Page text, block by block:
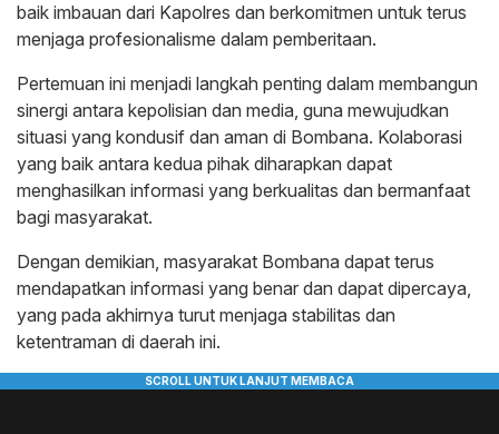
baik imbauan dari Kapolres dan berkomitmen untuk terus
menjaga profesionalisme dalam pemberitaan.
Pertemuan ini menjadi langkah penting dalam membangun
sinergi antara kepolisian dan media, guna mewujudkan
situasi yang kondusif dan aman di Bombana. Kolaborasi
yang baik antara kedua pihak diharapkan dapat
menghasilkan informasi yang berkualitas dan bermanfaat
bagi masyarakat.
Dengan demikian, masyarakat Bombana dapat terus
mendapatkan informasi yang benar dan dapat dipercaya,
yang pada akhirnya turut menjaga stabilitas dan
ketentraman di daerah ini.